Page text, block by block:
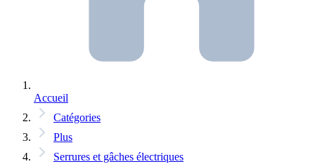
Accueil
Catégories
Plus
Serrures et gâches électriques